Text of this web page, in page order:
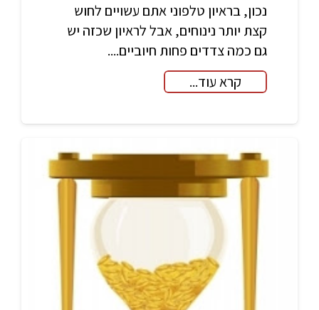
נכון, בראיון טלפוני אתם עשויים לחוש
קצת יותר נינוחים, אבל לראיון שכזה יש
גם כמה צדדים פחות חיוביים....
קרא עוד...